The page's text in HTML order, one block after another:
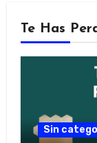
Te Has
Sin